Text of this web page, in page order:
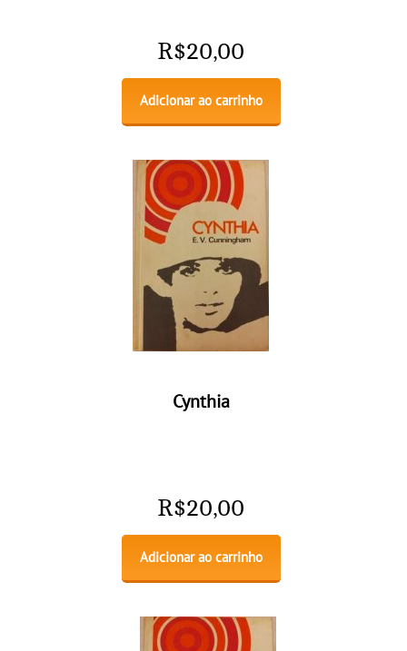
R$20,00
Adicionar ao carrinho
Cynthia
R$20,00
Adicionar ao carrinho